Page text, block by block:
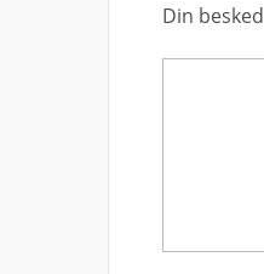
Din besked